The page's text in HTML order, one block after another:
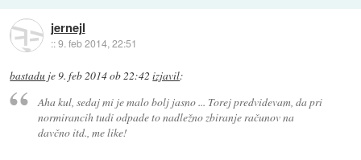
jernejl
::9. feb 2014, 22:51
bastadu je9. feb 2014 ob 22:42 izjavil:
Aha kul, sedaj mi je malo bolj jasno ... Torej predvidevam, da pri
normirancih tudi odpade to nadležno zbiranje računov na
davčno itd., me like!